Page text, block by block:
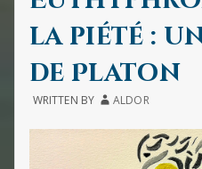
la piété :
de Platon
WRITTEN BY ALDOR